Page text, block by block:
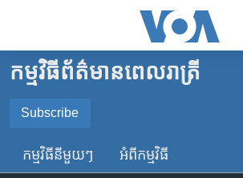
គេហទំព័រ​
ទាក់ទង
រំលង​
កម្ពុជា
អន្តរជាតិ
ចិន
កម្មវិធី​ព័ត៌មាន​ពេលរាត្រី
Subscribe
SUBSCRIBE
កម្មវិធី​នីមួយៗ អំពី​កម្មវិធី​